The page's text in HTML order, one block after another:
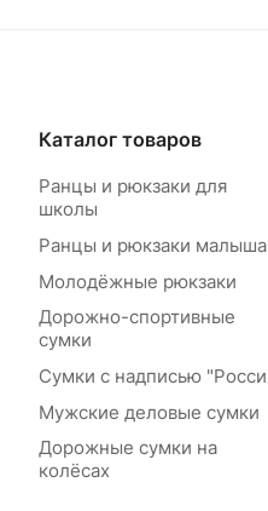
Каталог товаров
Ранцы и рюкзаки для
школы
Ранцы и рюкзаки
Молодёжные рюкзаки
Дорожно-спортивные
сумки
Сумки с надписью
Мужские деловые сумки
Дорожные сумки на
колёсах